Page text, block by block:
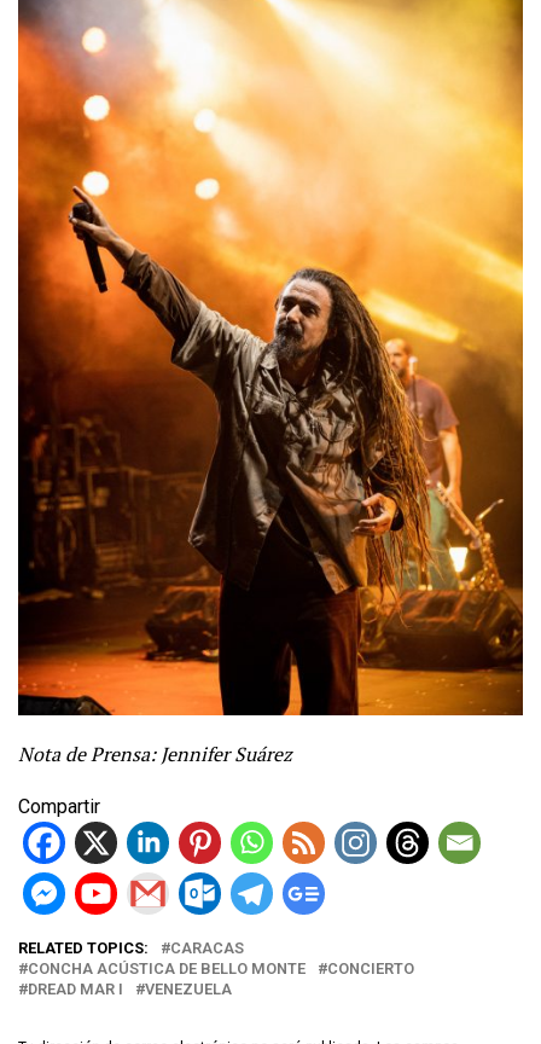
Nota de Prensa: Jennifer Suárez
Compartir
RELATED TOPICS:
CARACAS
CONCHA ACÚSTICA DE BELLO MONTE
CONCIERTO
DREAD MAR I
VENEZUELA